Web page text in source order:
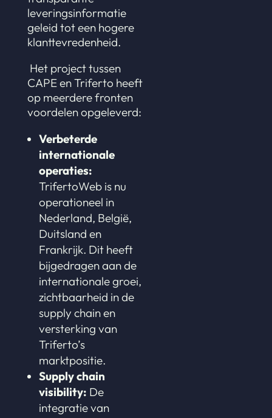
leveringsinformatie
geleid tot een hogere
klanttevredenheid.
Het project tussen
CAPE en Triferto heeft
op meerdere fronten
voordelen opgeleverd:
Verbeterde
internationale
operaties:
TrifertoWeb is nu
operationeel in
Nederland, België,
Duitsland en
Frankrijk. Dit heeft
bijgedragen aan de
internationale groei,
zichtbaarheid in de
supply chain en
versterking van
Triferto’s
marktpositie.
Supply chain
visibility: De
integratie van